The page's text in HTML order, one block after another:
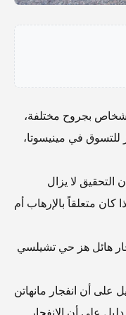
الشرطة الأميركية عن إصابة 8 أشخاص بجروح مختلفة،
في مينيسوتا،
لا يزال
كان متعلقاً بالإرهاب أم
29 شخصاً بانفجار هائل هز حي تشيلسي
على أن انفجار مانهاتن